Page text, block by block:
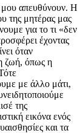
μου απευθύνουν. Η
της μητέρας μας
για το τι «δεν
έχοντας
όταν
ζωή, όπως η
με άλλο μάτι,
της
εικόνα ενός
και τα